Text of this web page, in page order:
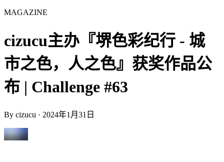
MAGAZINE
cizucu主办『堺色彩纪行 - 城
市之色，人之色』获奖作品公
布 | Challenge #63
By cizucu · 2024年1月31日